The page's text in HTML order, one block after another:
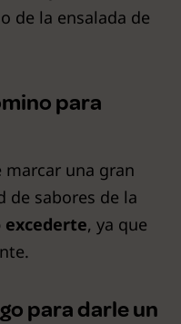
de la ensalada de
para
marcar una gran
de sabores de la
excederte, ya que
para darle un